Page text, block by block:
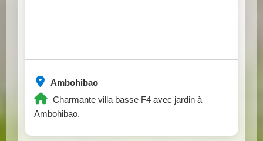
Ambohibao
Charmante villa basse F4 avec jardin à
Ambohibao.